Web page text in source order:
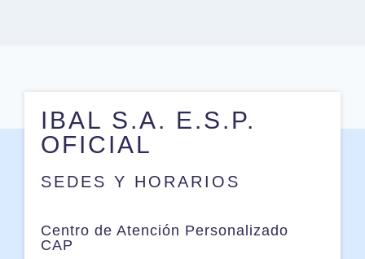
IBAL S.A. E.S.P.
OFICIAL
SEDES Y HORARIOS
Centro de Atención Personalizado
CAP